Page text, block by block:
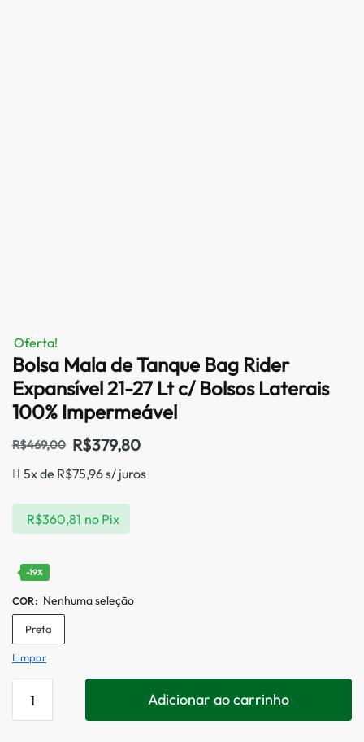
Oferta!
Bolsa Mala de Tanque Bag Rider
Expansível 21-27 Lt c/ Bolsos Laterais
100% Impermeável
R$469,00 R$379,80
5x de R$75,96s/ juros
R$360,81 no Pix
-19%
COR: Nenhuma seleção
Preta
Limpar
Adicionar ao carrinho